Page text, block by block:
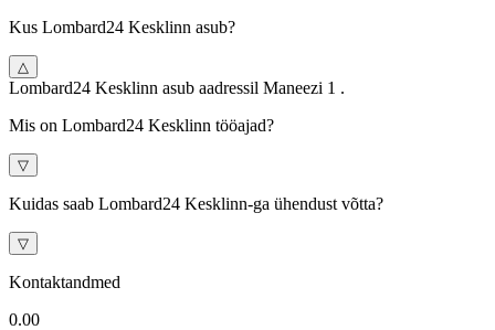
Kus Lombard24 Kesklinn asub?
△
Lombard24 Kesklinn asub aadressil Maneezi 1 .
Mis on Lombard24 Kesklinn tööajad?
▽
Kuidas saab Lombard24 Kesklinn-ga ühendust võtta?
▽
Kontaktandmed
0.00